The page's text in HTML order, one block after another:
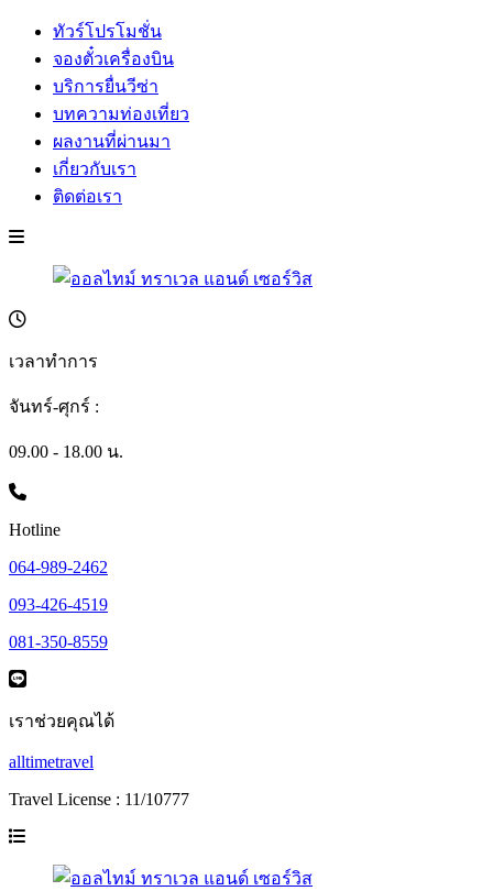
ทัวร์โปรโมชั่น
จองตั๋วเครื่องบิน
บริการยื่นวีซ่า
บทความท่องเที่ยว
ผลงานที่ผ่านมา
เกี่ยวกับเรา
ติดต่อเรา
เวลาทำการ
จันทร์-ศุกร์ :
09.00 - 18.00 น.
Hotline
064-989-2462
093-426-4519
081-350-8559
เราช่วยคุณได้
alltimetravel
Travel License : 11/10777